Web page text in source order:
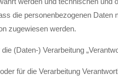
die personenbezogenen Daten
zugewiesen werden.
(Daten-) Verarbeitung
für die Verarbeitung